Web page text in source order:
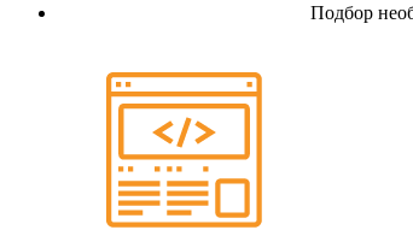
Подбор